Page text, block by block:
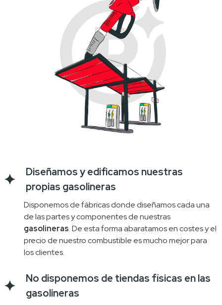
Diseñamos y edificamos nuestras
propias gasolineras
Disponemos de fábricas donde diseñamos cada una
gasolineras. De esta forma abaratamos en costes y el
precio de nuestro combustible es mucho mejor para
los clientes.
No disponemos de tiendas físicas en las
gasolineras